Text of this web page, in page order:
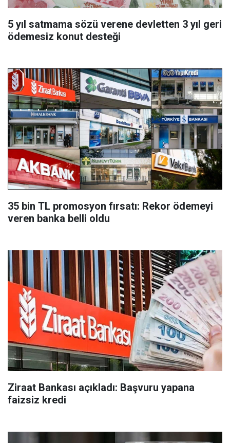
5 yıl satmama sözü verene devletten 3 yıl geri
ödemesiz konut desteği
35 bin TL promosyon fırsatı: Rekor ödemeyi
veren banka belli oldu
Ziraat Bankası açıkladı: Başvuru yapana
faizsiz kredi